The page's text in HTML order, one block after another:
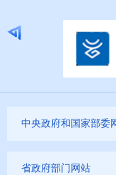
推进户籍
云南省网上
不动产登记
中央政府和国家部委
省政府部门网站